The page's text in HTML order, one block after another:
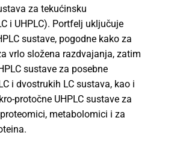
za tekućinsku
i UHPLC). Portfelj uključuje
sustave, pogodne kako za
vrlo složena razdvajanja, zatim
sustave za posebne
i dvostrukih LC sustava, kao i
protočne UHPLC sustave za
metabolomici i za